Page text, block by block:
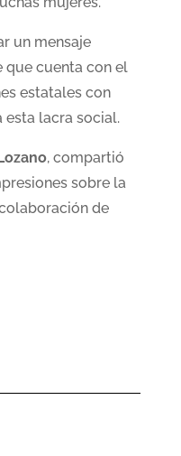
un mensaje
que cuenta con el
estatales con
esta lacra social.
, compartió
sobre la
de